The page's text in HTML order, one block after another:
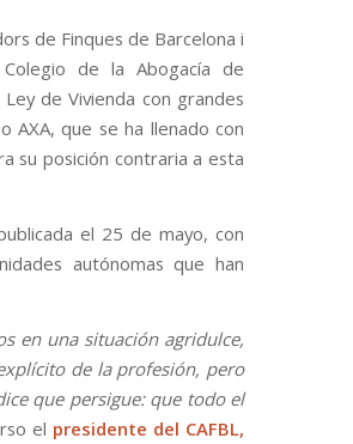
de Finques de Barcelona i
de la Abogacía de
de Vivienda con grandes
AXA, que se ha llenado con
su posición contraria a esta
el 25 de mayo, con
autónomas que han
en una situación agridulce,
de la profesión, pero
que persigue: que todo el
el presidente del CAFBL,